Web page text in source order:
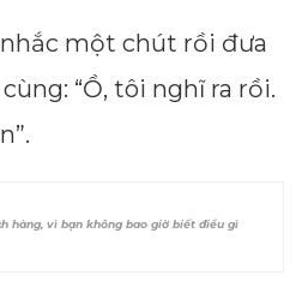
một chút rồi đưa
“Ồ, tôi nghĩ ra rồi.
hàng, vì bạn không bao giờ biết điều gì